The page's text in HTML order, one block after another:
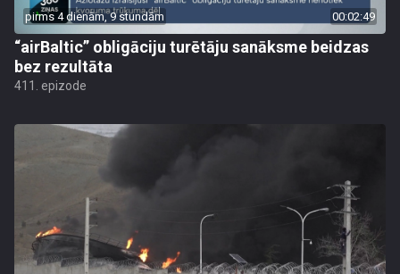
pirms 4 dienām, 9 stundām 00:02:49
“airBaltic” obligāciju turētāju sanāksme beidzas
bez rezultāta
411. epizode